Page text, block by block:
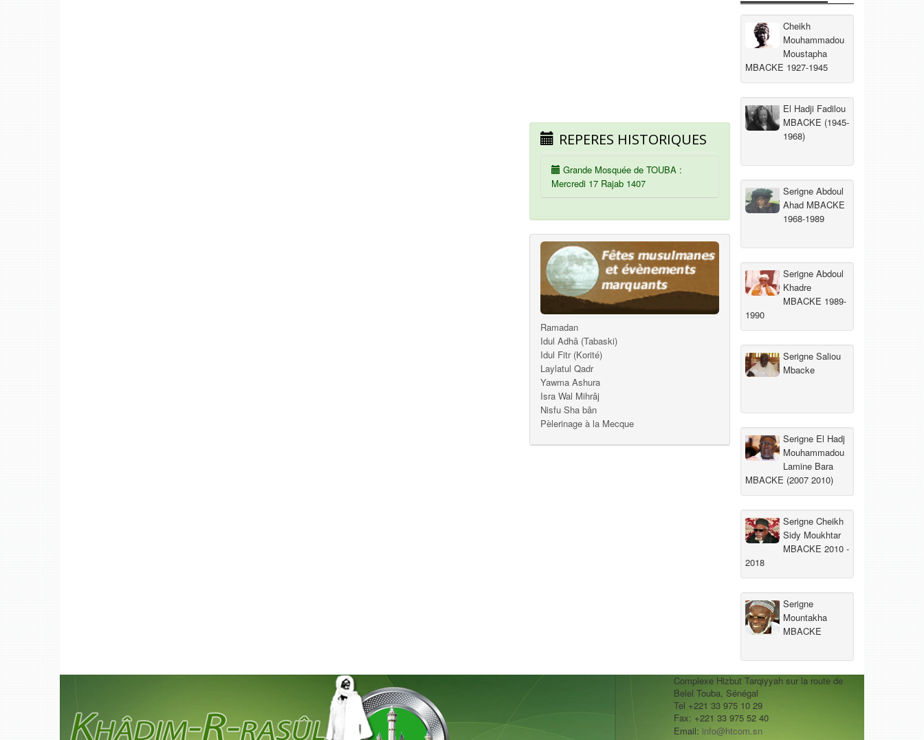
REPERES HISTORIQUES
Grande Mosquée de TOUBA :
Mercredi 17 Rajab 1407
Ramadan
Idul Adhâ (Tabaski)
Idul Fitr (Korité)
Laylatul Qadr
Yawma Ashura
Isra Wal Mihrâj
Nisfu Sha bân
Pèlerinage à la Mecque
Cheikh
Mouhammadou
Moustapha
MBACKE 1927-1945
El Hadji Fadilou
MBACKE (1945-
1968)
Serigne Abdoul
Ahad MBACKE
1968-1989
Serigne Abdoul
Khadre
MBACKE 1989-
1990
Serigne Saliou
Mbacke
Serigne El Hadj
Mouhammadou
Lamine Bara
MBACKE (2007 2010)
Serigne Cheikh
Sidy Moukhtar
MBACKE 2010 -
2018
Serigne
Mountakha
MBACKE
Complexe Hizbut Tarqiyyah sur la route de
Belel Touba, Sénégal
Tel +221 33 975 10 29
Fax: +221 33 975 52 40
Email: info@htcom.sn